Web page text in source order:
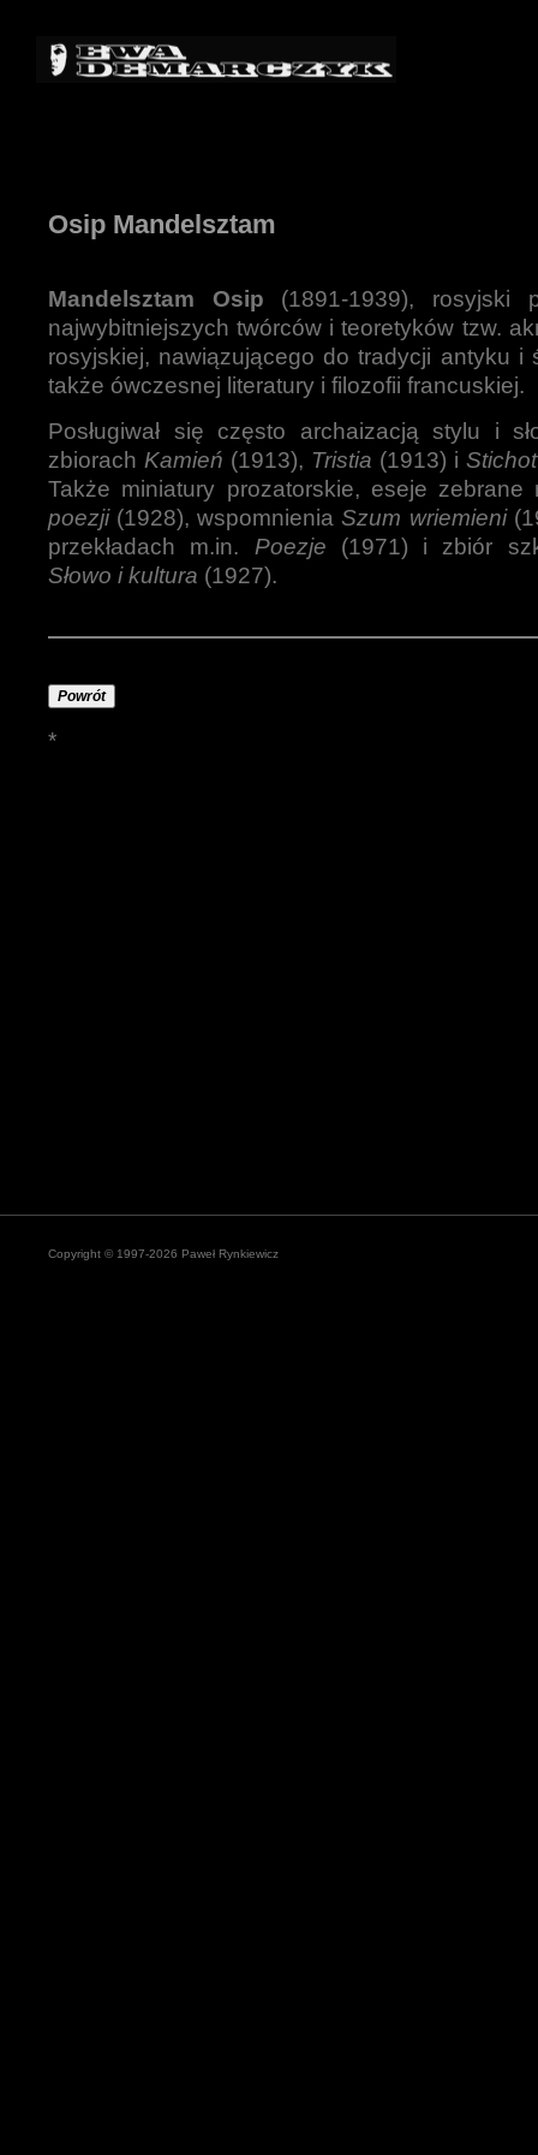
Osip Mandelsztam
Mandelsztam Osip (1891-1939), rosyjski
najwybitniejszych twórców i teoretyków tzw.
rosyjskiej, nawiązującego do tradycji antyku i
także ówczesnej literatury i filozofii francuskiej.
Posługiwał się często archaizacją stylu i
zbiorach Kamień (1913), Tristia (1913) i
Także miniatury prozatorskie, eseje
poezji(1928), wspomnieniaSzum wriemieni
przekładach m.in. Poezje (1971) i zbiór
Słowo i kultura (1927).
Powrót
*
Copyright © 1997-2026 Paweł Rynkiewicz